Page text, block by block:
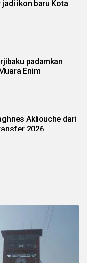
jadi ikon baru Kota
padamkan
Enim
Akliouche dari
2026